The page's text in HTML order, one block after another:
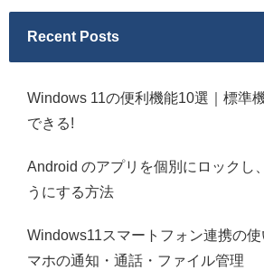
Recent Posts
Windows 11の便利機能10選｜標準
できる!
Android のアプリを個別にロックし
うにする方法
Windows11スマートフォン連携の
マホの通知・通話・ファイル管理